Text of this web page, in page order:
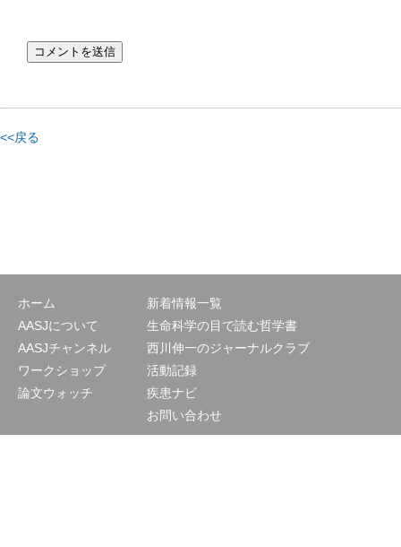
<<戻る
ホーム
AASJについて
AASJチャンネル
ワークショップ
論文ウォッチ
新着情報一覧
生命科学の目で読む哲学書
西川伸一のジャーナルクラブ
活動記録
疾患ナビ
お問い合わせ